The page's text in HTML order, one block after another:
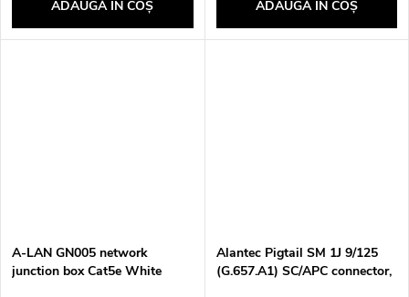
u
ADAUGĂ ÎN COŞ ADAUGĂ ÎN COŞ
A-LAN GN005 network
junction box Cat5e White
Alantec Pigtail SM 1J 9/125
(G.657.A1) SC/APC connector,